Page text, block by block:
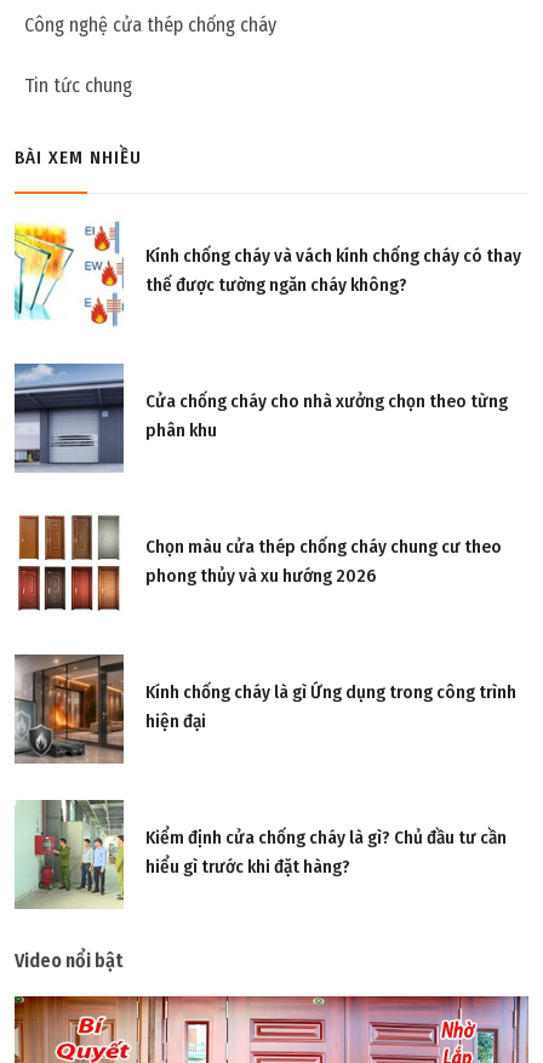
Công nghệ cửa thép chống cháy
Tin tức chung
BÀI XEM NHIỀU
Kính chống cháy và vách kính chống cháy có thay
thế được tường ngăn cháy không?
Cửa chống cháy cho nhà xưởng chọn theo từng
phân khu
Chọn màu cửa thép chống cháy chung cư theo
phong thủy và xu hướng 2026
Kính chống cháy là gì Ứng dụng trong công trình
hiện đại
Kiểm định cửa chống cháy là gì? Chủ đầu tư cần
hiểu gì trước khi đặt hàng?
Video nổi bật